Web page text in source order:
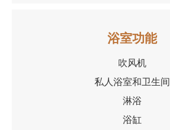
浴室功能
吹风机
私人浴室和卫生间
淋浴
浴缸